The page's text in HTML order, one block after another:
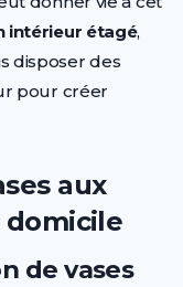
intérieur étagé,
disposer des
pour créer
aux
domicile
de vases